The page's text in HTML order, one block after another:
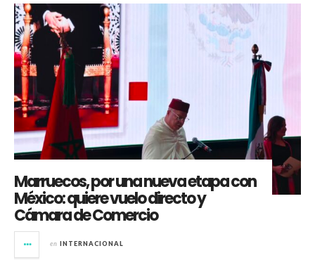
Marruecos, por una nueva etapa con
México: quiere vuelo directo y
Cámara de Comercio
en INTERNACIONAL